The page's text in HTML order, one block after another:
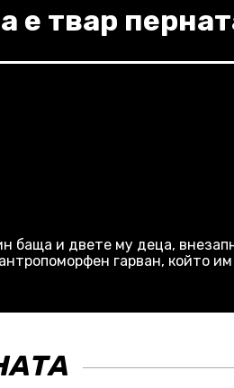
е твар
баща и двете му деца,
гарван, който